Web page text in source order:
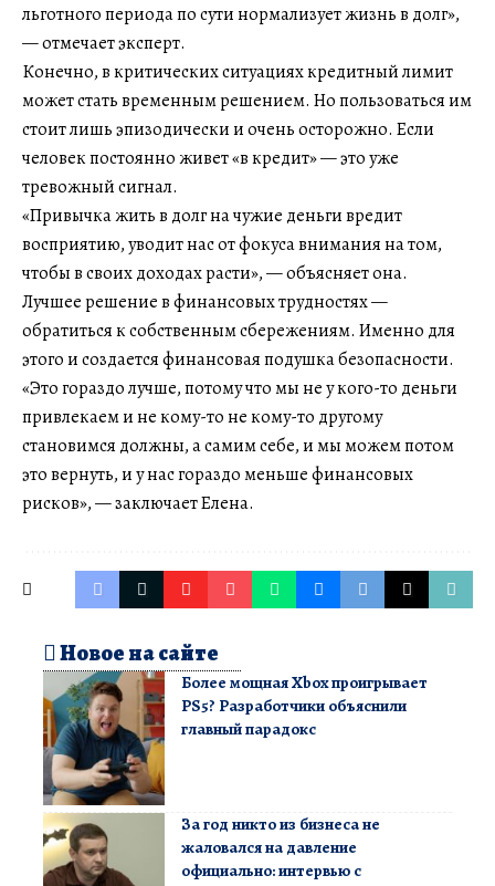
льготного периода по сути нормализует жизнь в долг»,
— отмечает эксперт.
Конечно, в критических ситуациях кредитный лимит
может стать временным решением. Но пользоваться им
стоит лишь эпизодически и очень осторожно. Если
человек постоянно живет «в кредит» — это уже
тревожный сигнал.
«Привычка жить в долг на чужие деньги вредит
восприятию, уводит нас от фокуса внимания на том,
чтобы в своих доходах расти», — объясняет она.
Лучшее решение в финансовых трудностях —
обратиться к собственным сбережениям. Именно для
этого и создается финансовая подушка безопасности.
«Это гораздо лучше, потому что мы не у кого-то деньги
привлекаем и не кому-то не кому-то другому
становимся должны, а самим себе, и мы можем потом
это вернуть, и у нас гораздо меньше финансовых
рисков», — заключает Елена.
Новое на сайте
Более мощная Xbox проигрывает
PS5? Разработчики объяснили
главный парадокс
За год никто из бизнеса не
жаловался на давление
официально: интервью с